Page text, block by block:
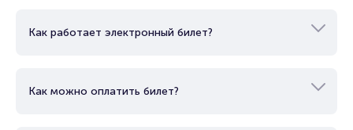
Как работает электронный билет?
Как можно оплатить билет?